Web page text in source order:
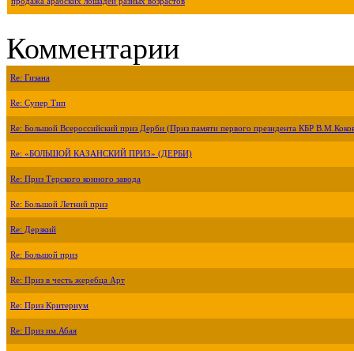
Комментарии
Re: Гизана
Re: Супер Тип
Re: Большой Всероссийский приз Дерби (Приз памяти первого президента КБР
Re: «БОЛЬШОЙ КАЗАНСКИЙ ПРИЗ» (ДЕРБИ)
Re: Приз Терского конного завода
Re: Большой Летний приз
Re: Дерзкий
Re: Большой приз
Re: Приз в честь жеребца Арт
Re: Приз Критериум
Re: Приз им.Абая